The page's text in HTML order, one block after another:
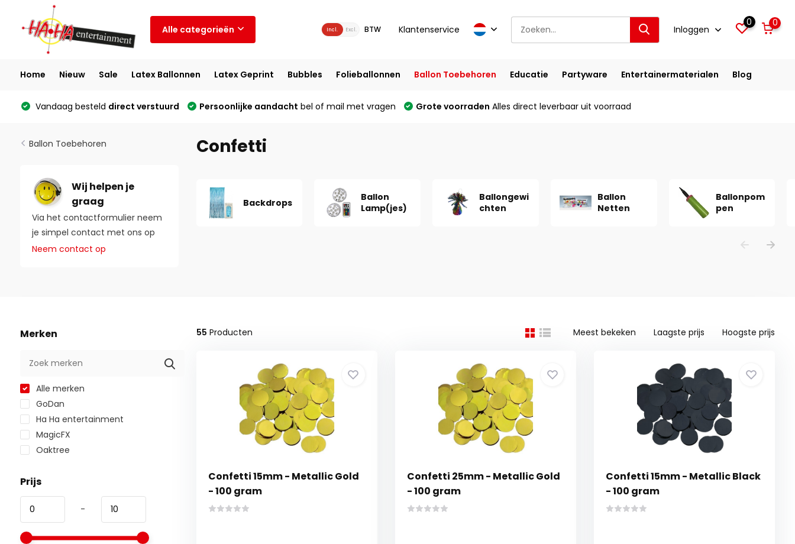
Alle categorieën Incl. Excl. BTW Klantenservice Inloggen
0 0
Home Nieuw Sale Latex Ballonnen Latex Geprint Bubbles Folieballonnen Ballon Toebehoren Educatie Partyware Entertainermaterialen Blog
Vandaag besteld direct verstuurd Persoonlijke aandacht bel of mail met vragen Grote voorraden Alles direct leverbaar uit voorraad
Ballon Toebehoren
Wij helpen je
graag
Via het contactformulier neem
je simpel contact met ons op
Neem contact op
Confetti
Backdrops
Ballon
Lamp(jes)
Ballongewi
chten
Ballon
Netten
Ballonpom
pen
Merken
Alle merken
GoDan
Ha Ha entertainment
MagicFX
Oaktree
Prijs
-
55 Producten Meest bekeken Laagste prijs Hoogste prijs
Confetti 15mm - Metallic Gold
- 100 gram
Confetti 25mm - Metallic Gold
- 100 gram
Confetti 15mm - Metallic Black
- 100 gram